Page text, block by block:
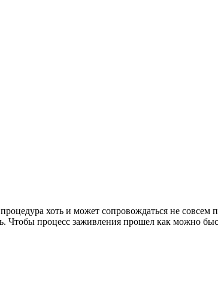
хоть и может сопровождаться не
процесс заживления прошел как можно